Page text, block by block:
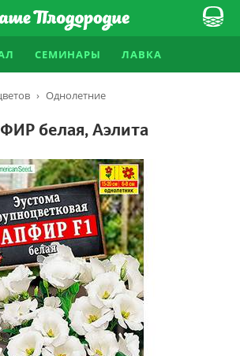
СЕМИНАРЫ ЛАВКА
› Однолетние
белая, Аэлита